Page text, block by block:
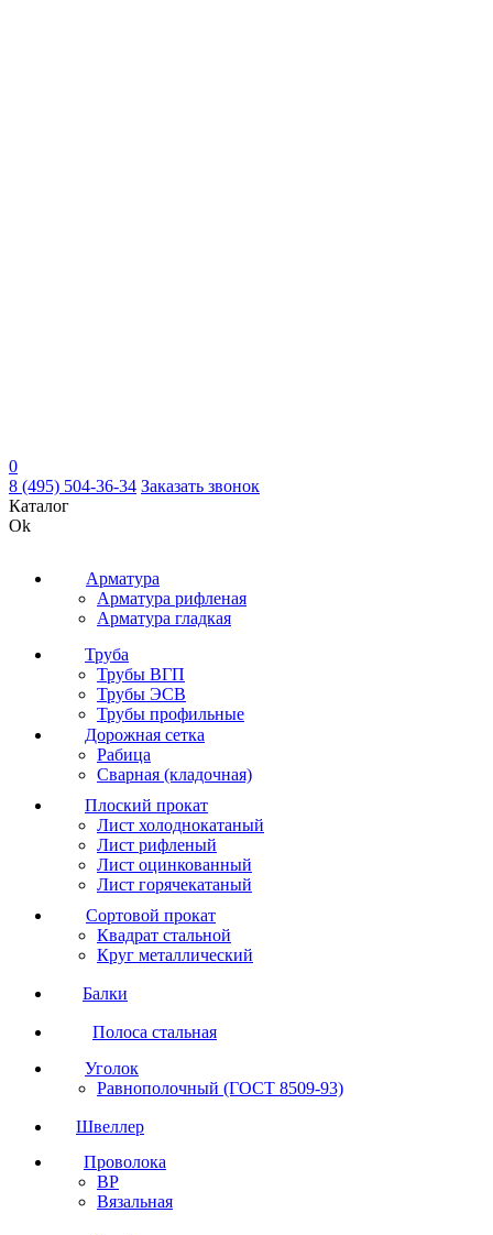
0
8 (495) 504-36-34 Заказать звонок
Каталог
Ok
Арматура
Арматура рифленая
Арматура гладкая
Труба
Трубы ВГП
Трубы ЭСВ
Трубы профильные
Дорожная сетка
Рабица
Сварная (кладочная)
Плоский прокат
Лист холоднокатаный
Лист рифленый
Лист оцинкованный
Лист горячекатаный
Сортовой прокат
Квадрат стальной
Круг металлический
Балки
Полоса стальная
Уголок
Равнополочный (ГОСТ 8509-93)
Швеллер
Проволока
ВР
Вязальная